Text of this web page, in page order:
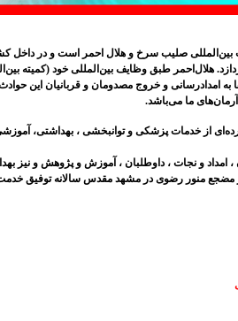
بین‌المللی صلیب سرخ و هلال احمر است و در داخل
هلال‌احمر طبق وظایف بین‌المللی خود (کمیته
امدادرسانی و خروج مصدومان و قربانیان این
ما می‌باشد.
از خدمات پزشکی و توانبخشی ، بهداشتی،
، امداد و نجات ، داوطلبان ، آموزش و پژوهش و نیز
مضجع منور رضوی در مشهد مقدس سالانه توفیق